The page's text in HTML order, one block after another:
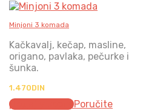
Minjoni 3 komada
Kačkavalj, kečap, masline,
origano, pavlaka, pečurke i
šunka.
1.470DIN
Додај у корпуPoručite